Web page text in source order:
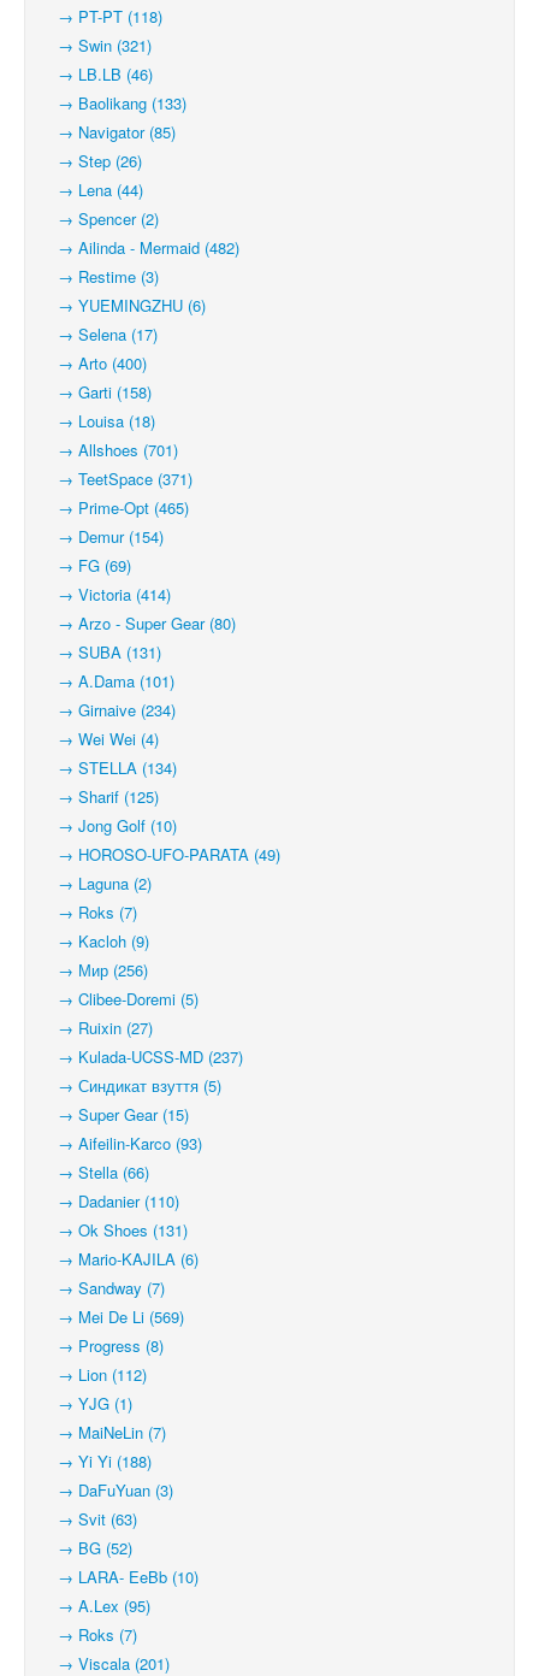
→ PT-PT (118)
→ Swin (321)
→ LB.LB (46)
→ Baolikang (133)
→ Navigator (85)
→ Step (26)
→ Lena (44)
→ Spencer (2)
→ Ailinda - Mermaid (482)
→ Restime (3)
→ YUEMINGZHU (6)
→ Selena (17)
→ Arto (400)
→ Garti (158)
→ Louisa (18)
→ Allshoes (701)
→ TeetSpace (371)
→ Prime-Opt (465)
→ Demur (154)
→ FG (69)
→ Victoria (414)
→ Arzo - Super Gear (80)
→ SUBA (131)
→ A.Dama (101)
→ Girnaive (234)
→ Wei Wei (4)
→ STELLA (134)
→ Sharif (125)
→ Jong Golf (10)
→ HOROSO-UFO-PARATA (49)
→ Laguna (2)
→ Roks (7)
→ Kacloh (9)
→ Мир (256)
→ Clibee-Doremi (5)
→ Ruixin (27)
→ Kulada-UCSS-MD (237)
→ Синдикат взуття (5)
→ Super Gear (15)
→ Aifeilin-Karco (93)
→ Stella (66)
→ Dadanier (110)
→ Ok Shoes (131)
→ Mario-KAJILA (6)
→ Sandway (7)
→ Mei De Li (569)
→ Progress (8)
→ Lion (112)
→ YJG (1)
→ MaiNeLin (7)
→ Yi Yi (188)
→ DaFuYuan (3)
→ Svit (63)
→ BG (52)
→ LARA- EeBb (10)
→ A.Lex (95)
→ Roks (7)
→ Viscala (201)